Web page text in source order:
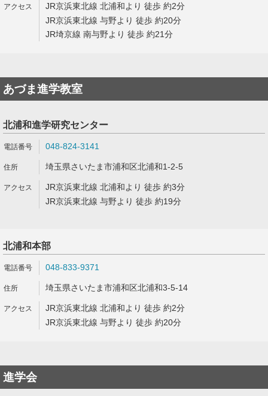
JR京浜東北線 北浦和より 徒歩 約2分
JR京浜東北線 与野より 徒歩 約20分
JR埼京線 南与野より 徒歩 約21分
あづま進学教室
北浦和進学研究センター
048-824-3141
埼玉県さいたま市浦和区北浦和1-2-5
JR京浜東北線 北浦和より 徒歩 約3分
JR京浜東北線 与野より 徒歩 約19分
北浦和本部
048-833-9371
埼玉県さいたま市浦和区北浦和3-5-14
JR京浜東北線 北浦和より 徒歩 約2分
JR京浜東北線 与野より 徒歩 約20分
進学会